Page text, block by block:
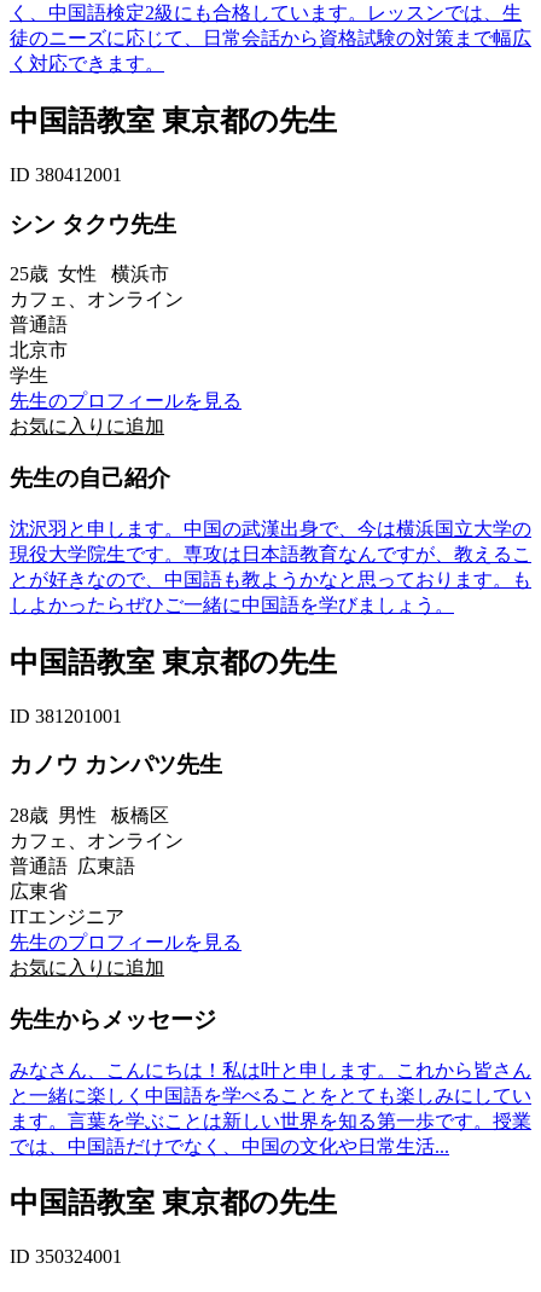
く、中国語検定2級にも合格しています。レッスンでは、生
徒のニーズに応じて、日常会話から資格試験の対策まで幅広
く対応できます。
中国語教室 東京都の先生
ID 380412001
シン タクウ先生
25歳 女性 横浜市
カフェ、オンライン
普通語
北京市
学生
先生のプロフィールを見る
お気に入りに追加
先生の自己紹介
沈沢羽と申します。中国の武漢出身で、今は横浜国立大学の
現役大学院生です。専攻は日本語教育なんですが、教えるこ
とが好きなので、中国語も教ようかなと思っております。も
しよかったらぜひご一緒に中国語を学びましょう。
中国語教室 東京都の先生
ID 381201001
カノウ カンパツ先生
28歳 男性 板橋区
カフェ、オンライン
普通語 広東語
広東省
ITエンジニア
先生のプロフィールを見る
お気に入りに追加
先生からメッセージ
みなさん、こんにちは！私は叶と申します。これから皆さん
と一緒に楽しく中国語を学べることをとても楽しみにしてい
ます。言葉を学ぶことは新しい世界を知る第一歩です。授業
では、中国語だけでなく、中国の文化や日常生活...
中国語教室 東京都の先生
ID 350324001